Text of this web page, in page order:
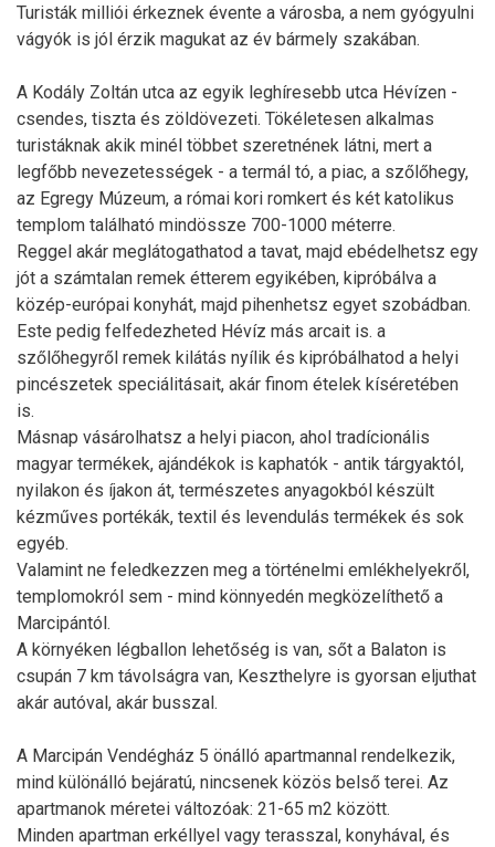
Turisták milliói érkeznek évente a városba, a nem gyógyulni
vágyók is jól érzik magukat az év bármely szakában.
A Kodály Zoltán utca az egyik leghíresebb utca Hévízen -
csendes, tiszta és zöldövezeti. Tökéletesen alkalmas
turistáknak akik minél többet szeretnének látni, mert a
legfőbb nevezetességek - a termál tó, a piac, a szőlőhegy,
az Egregy Múzeum, a római kori romkert és két katolikus
templom található mindössze 700-1000 méterre.
Reggel akár meglátogathatod a tavat, majd ebédelhetsz egy
jót a számtalan remek étterem egyikében, kipróbálva a
közép-európai konyhát, majd pihenhetsz egyet szobádban.
Este pedig felfedezheted Hévíz más arcait is. a
szőlőhegyről remek kilátás nyílik és kipróbálhatod a helyi
pincészetek speciálitásait, akár finom ételek kíséretében
is.
Másnap vásárolhatsz a helyi piacon, ahol tradícionális
magyar termékek, ajándékok is kaphatók - antik tárgyaktól,
nyilakon és íjakon át, természetes anyagokból készült
kézműves portékák, textil és levendulás termékek és sok
egyéb.
Valamint ne feledkezzen meg a történelmi emlékhelyekről,
templomokról sem - mind könnyedén megközelíthető a
Marcipántól.
A környéken légballon lehetőség is van, sőt a Balaton is
csupán 7 km távolságra van, Keszthelyre is gyorsan eljuthat
akár autóval, akár busszal.
A Marcipán Vendégház 5 önálló apartmannal rendelkezik,
mind különálló bejáratú, nincsenek közös belső terei. Az
apartmanok méretei változóak: 21-65 m2 között.
Minden apartman erkéllyel vagy terasszal, konyhával, és